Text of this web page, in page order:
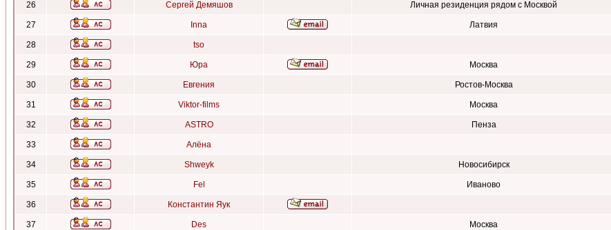
26 Сергей Демяшов Личная резиденция рядом с Москвой
27 Inna Латвия
28 tso
29 Юра Москва
30 Евгения Ростов-Москва
31 Viktor-films Москва
32 ASTRO Пенза
33 Алёна
34 Shweyk Новосибирск
35 Fel Иваново
36 Константин Яук
37 Des Москва